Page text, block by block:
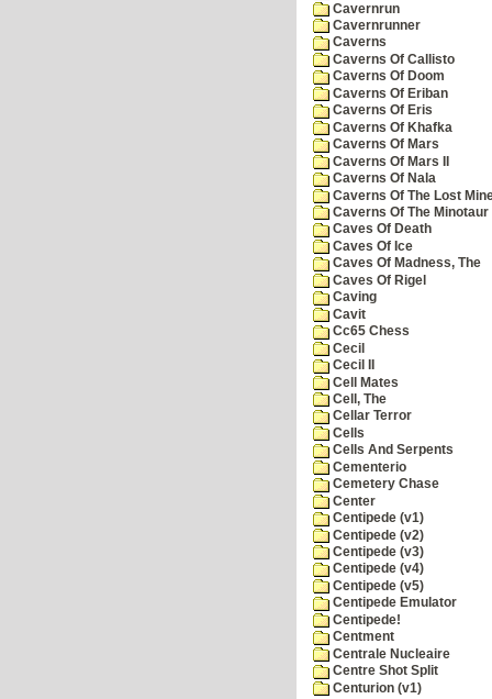
Cavernrun
Cavernrunner
Caverns
Caverns Of Callisto
Caverns Of Doom
Caverns Of Eriban
Caverns Of Eris
Caverns Of Khafka
Caverns Of Mars
Caverns Of Mars II
Caverns Of Nala
Caverns Of The Lost
Caverns Of The Minotaur
Caves Of Death
Caves Of Ice
Caves Of Madness, The
Caves Of Rigel
Caving
Cavit
Cc65 Chess
Cecil
Cecil II
Cell Mates
Cell, The
Cellar Terror
Cells
Cells And Serpents
Cementerio
Cemetery Chase
Center
Centipede (v1)
Centipede (v2)
Centipede (v3)
Centipede (v4)
Centipede (v5)
Centipede Emulator
Centipede!
Centment
Centrale Nucleaire
Centre Shot Split
Centurion (v1)